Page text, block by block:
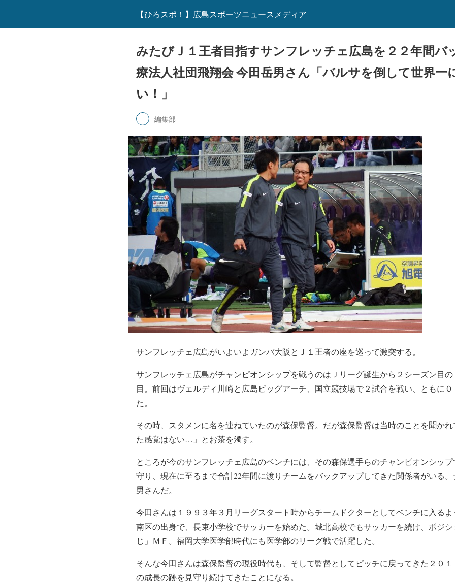
【ひろスポ！】広島スポーツニュースメディア
みたびＪ１王者目指すサンフレッチェ広島を２２年間バ
療法人社団飛翔会 今田岳男さん「バルサを倒して世界一
い！」
編集部
サンフレッチェ広島がいよいよガンバ大阪とＪ１王者の座を巡って激突する。
サンフレッチェ広島がチャンピオンシップを戦うのはＪリーグ誕生から２シーズン目
目。前回はヴェルディ川崎と広島ビッグアーチ、国立競技場で２試合を戦い、ともに
た。
その時、スタメンに名を連ねていたのが森保監督。だが森保監督は当時のことを聞か
た感覚はない…」とお茶を濁す。
ところが今のサンフレッチェ広島のベンチには、その森保選手らのチャンピオンシッ
守り、現在に至るまで合計22年間に渡りチームをバックアップしてきた関係者がいる
男さんだ。
今田さんは１９９３年３月リーグスタート時からチームドクターとしてベンチに入る
南区の出身で、長束小学校でサッカーを始めた。城北高校でもサッカーを続け、ポジ
じ」ＭＦ。福岡大学医学部時代にも医学部のリーグ戦で活躍した。
そんな今田さんは森保監督の現役時代も、そして監督としてピッチに戻ってきた２０
の成長の跡を見守り続けてきたことになる。